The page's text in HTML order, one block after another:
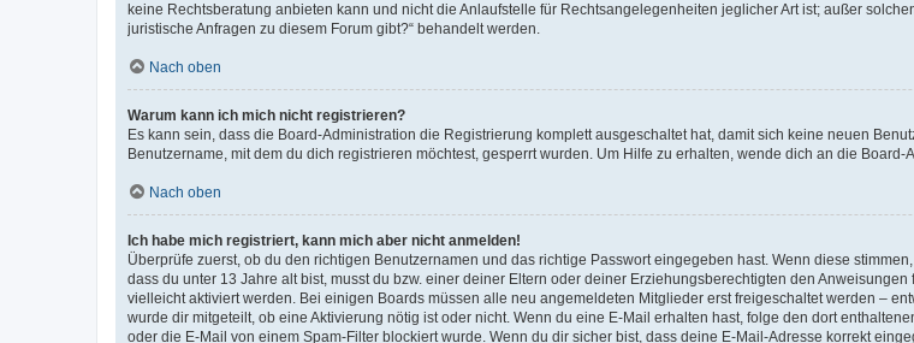
keine Rechtsberatung anbieten kann und nicht die Anlaufstelle für Rechtsangelegenheiten jeglicher Art ist; außer
juristische Anfragen zu diesem Forum gibt?“ behandelt werden.
Nach oben
Warum kann ich mich nicht registrieren?
Es kann sein, dass die Board-Administration die Registrierung komplett ausgeschaltet hat, damit sich keine neuen
Benutzername, mit dem du dich registrieren möchtest, gesperrt wurden. Um Hilfe zu erhalten, wende dich an die Board-
Nach oben
Ich habe mich registriert, kann mich aber nicht anmelden!
Überprüfe zuerst, ob du den richtigen Benutzernamen und das richtige Passwort eingegeben hast. Wenn diese
dass du unter 13 Jahre alt bist, musst du bzw. einer deiner Eltern oder deiner Erziehungsberechtigten den
vielleicht aktiviert werden. Bei einigen Boards müssen alle neu angemeldeten Mitglieder erst freigeschaltet werden –
wurde dir mitgeteilt, ob eine Aktivierung nötig ist oder nicht. Wenn du eine E-Mail erhalten hast, folge den dort
oder die E-Mail von einem Spam-Filter blockiert wurde. Wenn du dir sicher bist, dass deine E-Mail-Adresse korrekt